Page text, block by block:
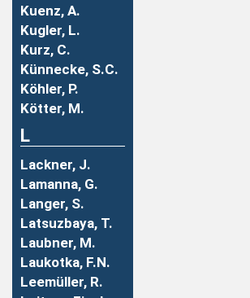
Kuenz, A.
Kugler, L.
Kurz, C.
Künnecke, S.C.
Köhler, P.
Kötter, M.
L
Lackner, J.
Lamanna, G.
Langer, S.
Latsuzbaya, T.
Laubner, M.
Laukotka, F.N.
Leemüller, R.